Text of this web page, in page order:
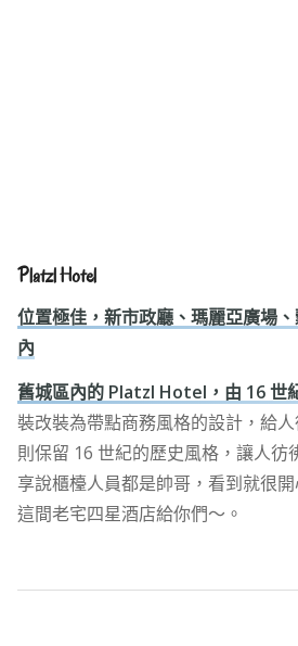
Platzl Hotel
位置極佳，新市政廳、瑪麗亞廣場
內
舊城區內的 Platzl Hotel，由 16 世
裝改裝為帶點商務風格的設計，給
則保留 16 世紀的歷史風格，讓人彷
享說櫃檯人員都是帥哥，看到就很
這間老宅四星酒店給你們～。